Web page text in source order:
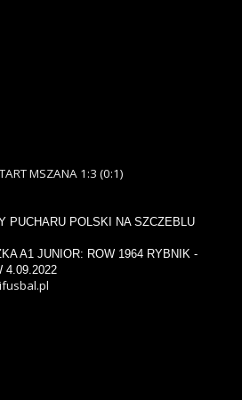
MSZANA 1:3 (0:1)
PUCHARU POLSKI NA SZCZEBLU
A1 JUNIOR: ROW 1964 RYBNIK -
4.09.2022